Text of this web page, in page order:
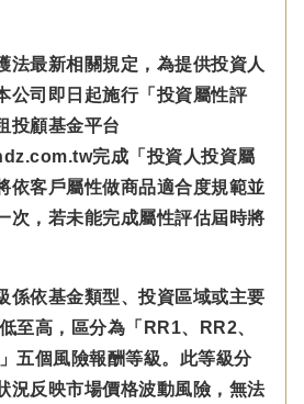
最新相關規定，為提供投資人
公司即日起施行「投資屬性評
投顧基金平台
完成「投資人投資屬
依客戶屬性做商品適合度規範並
次，若未能完成屬性評估屆時將
依基金類型、投資區域或主要
至高，區分為「RR1、RR2、
五個風險報酬等級。此等級分
況反映市場價格波動風險，無法